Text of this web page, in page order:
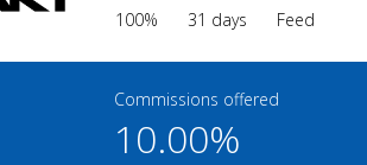
100% 31 days Feed
Commissions offered
10.00%